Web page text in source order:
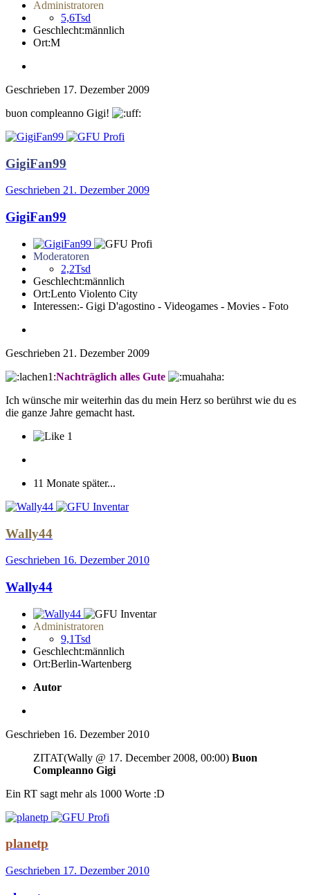
Administratoren
5,6Tsd
Geschlecht:männlich
Ort:M
Geschrieben 17. Dezember 2009
buon compleanno Gigi!
GigiFan99
Geschrieben 21. Dezember 2009
GigiFan99
Moderatoren
2,2Tsd
Geschlecht:männlich
Ort:Lento Violento City
Interessen:- Gigi D'agostino - Videogames - Movies - Foto
Geschrieben 21. Dezember 2009
Nachträglich alles Gute
Ich wünsche mir weiterhin das du mein Herz so berührst wie du es
die ganze Jahre gemacht hast.
1
11 Monate später...
Wally44
Geschrieben 16. Dezember 2010
Wally44
Administratoren
9,1Tsd
Geschlecht:männlich
Ort:Berlin-Wartenberg
Autor
Geschrieben 16. Dezember 2010
ZITAT(Wally @ 17. December 2008, 00:00) Buon
Compleanno Gigi
Ein RT sagt mehr als 1000 Worte :D
planetp
Geschrieben 17. Dezember 2010